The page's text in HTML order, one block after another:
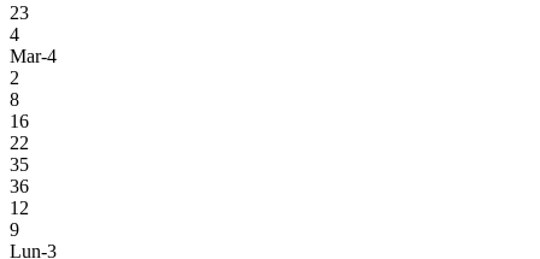
23
4
Mar-4
2
8
16
22
35
36
12
9
Lun-3